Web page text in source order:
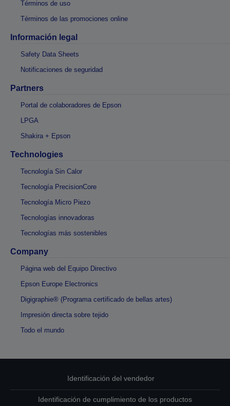
Términos de uso
Términos de las promociones online
Información legal
Safety Data Sheets
Notificaciones de seguridad
Partners
Portal de colaboradores de Epson
LPGA
Shakira + Epson
Technologies
Tecnología Sin Calor
Tecnología PrecisionCore
Tecnología Micro Piezo
Tecnologías innovadoras
Tecnologías más sostenibles
Company
Página web del Equipo Directivo
Epson Europe Electronics
Digigraphie® (Programa certificado de bellas artes)
Impresión directa sobre tejido
Todo el mundo
Identificación del vendedor
Identificación de cumplimiento de los productos